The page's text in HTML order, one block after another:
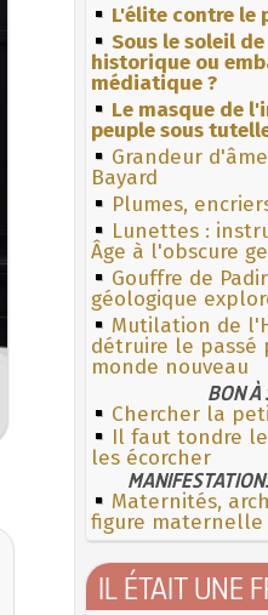
L'élite contre le
Sous le soleil
historique ou
médiatique ?
Le masque de
peuple sous
Grandeur
Bayard
Plumes,
Lunettes :
Âge à l'obscure
Gouffre de
géologique
Mutilation de
détruire le passé
monde nouveau
BON À
Chercher la
Il faut tondre
les écorcher
Maternités,
figure maternelle
IL ÉTAIT UNE